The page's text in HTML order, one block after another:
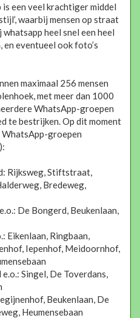
een veel krachtiger middel
waarbij mensen op straat
heel snel een heel
eventueel ook foto’s
maximaal 256 mensen
met meer dan 1000
WhatsApp-groepen
te bestrijken. Op dit moment
groepen
Rijksweg, Stiftstraat,
Bredeweg,
De Bongerd, Beukenlaan,
Eikenlaan, Ringbaan,
Iepenhof, Meidoornhof,
Singel, De Toverdans,
Beukenlaan, De
Heumensebaan